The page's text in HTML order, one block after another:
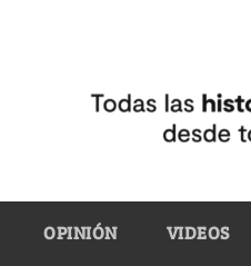
OPINIÓN VIDEOS